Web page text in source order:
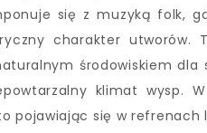
się z muzyką folk,
charakter utworów.
środowiskiem dla
klimat wysp.
pojawiając się w